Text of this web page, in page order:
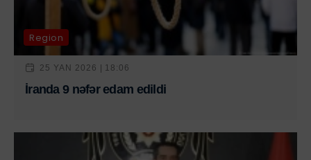
Region
25 YAN 2026 | 18:06
İranda 9 nəfər edam edildi